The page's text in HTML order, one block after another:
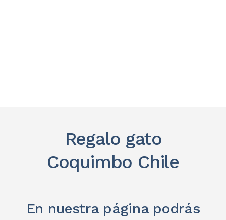
Regalo gato
Coquimbo Chile
En nuestra página podrás